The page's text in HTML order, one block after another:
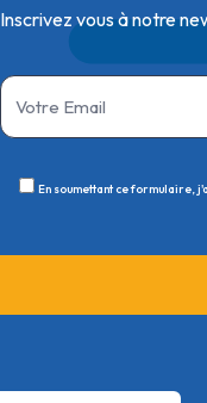
Inscrivez vous à notre
En soumettant ce formulaire,